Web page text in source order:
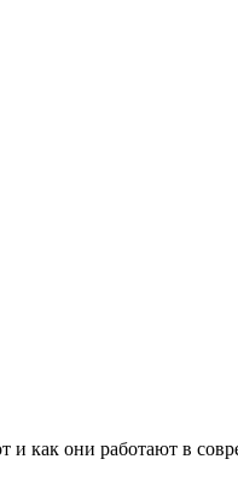
как они работают в